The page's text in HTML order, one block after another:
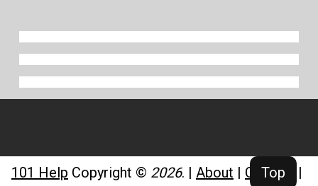
Top
101 Help Copyright © 2026. | About | Contact
|